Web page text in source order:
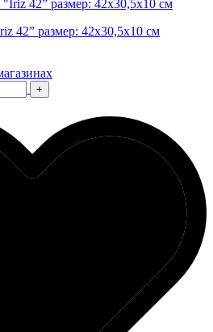
42” размер: 42х30,5х10 см
+